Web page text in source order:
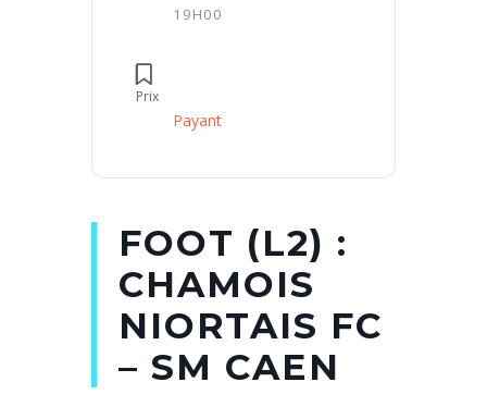
19H00
Prix
Payant
FOOT (L2) :
CHAMOIS
NIORTAIS FC
– SM CAEN